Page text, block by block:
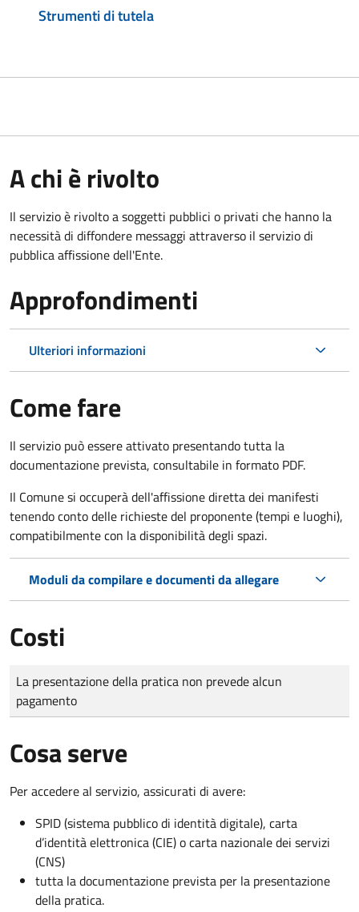
Strumenti di tutela
A chi è rivolto
Il servizio è rivolto a soggetti pubblici o privati che hanno la
necessità di diffondere messaggi attraverso il servizio di
pubblica affissione dell'Ente.
Approfondimenti
Ulteriori informazioni
Come fare
Il servizio può essere attivato presentando tutta la
documentazione prevista, consultabile in formato PDF.
Il Comune si occuperà dell'affissione diretta dei manifesti
tenendo conto delle richieste del proponente (tempi e luoghi),
compatibilmente con la disponibilità degli spazi.
Moduli da compilare e documenti da allegare
Costi
Tipo di pagamento
Importo
La presentazione della pratica non prevede alcun
pagamento
Cosa serve
Per accedere al servizio, assicurati di avere:
SPID (sistema pubblico di identità digitale), carta
d’identità elettronica (CIE) o carta nazionale dei servizi
(CNS)
tutta la documentazione prevista per la presentazione
della pratica.